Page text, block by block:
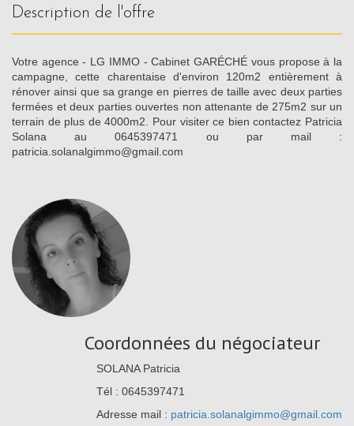
description de l'offre
Votre agence - LG IMMO - Cabinet GARÉCHÉ vous propose à la
campagne, cette charentaise d'environ 120m2 entièrement à
rénover ainsi que sa grange en pierres de taille avec deux parties
fermées et deux parties ouvertes non attenante de 275m2 sur un
terrain de plus de 4000m2. Pour visiter ce bien contactez Patricia
Solana au 0645397471 ou par mail :
patricia.solanalgimmo@gmail.com
Coordonnées du négociateur
SOLANA Patricia
Tél : 0645397471
Adresse mail : patricia.solanalgimmo@gmail.com